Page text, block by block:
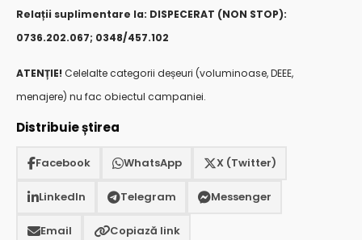
Relații suplimentare la: DISPECERAT (NON STOP):
0736.202.067; 0348/457.102
ATENȚIE!Celelalte categorii deșeuri (voluminoase, DEEE,
menajere) nu fac obiectul campaniei.
Distribuie știrea
Facebook WhatsApp X (Twitter)
LinkedIn Telegram Messenger
Email Copiază link